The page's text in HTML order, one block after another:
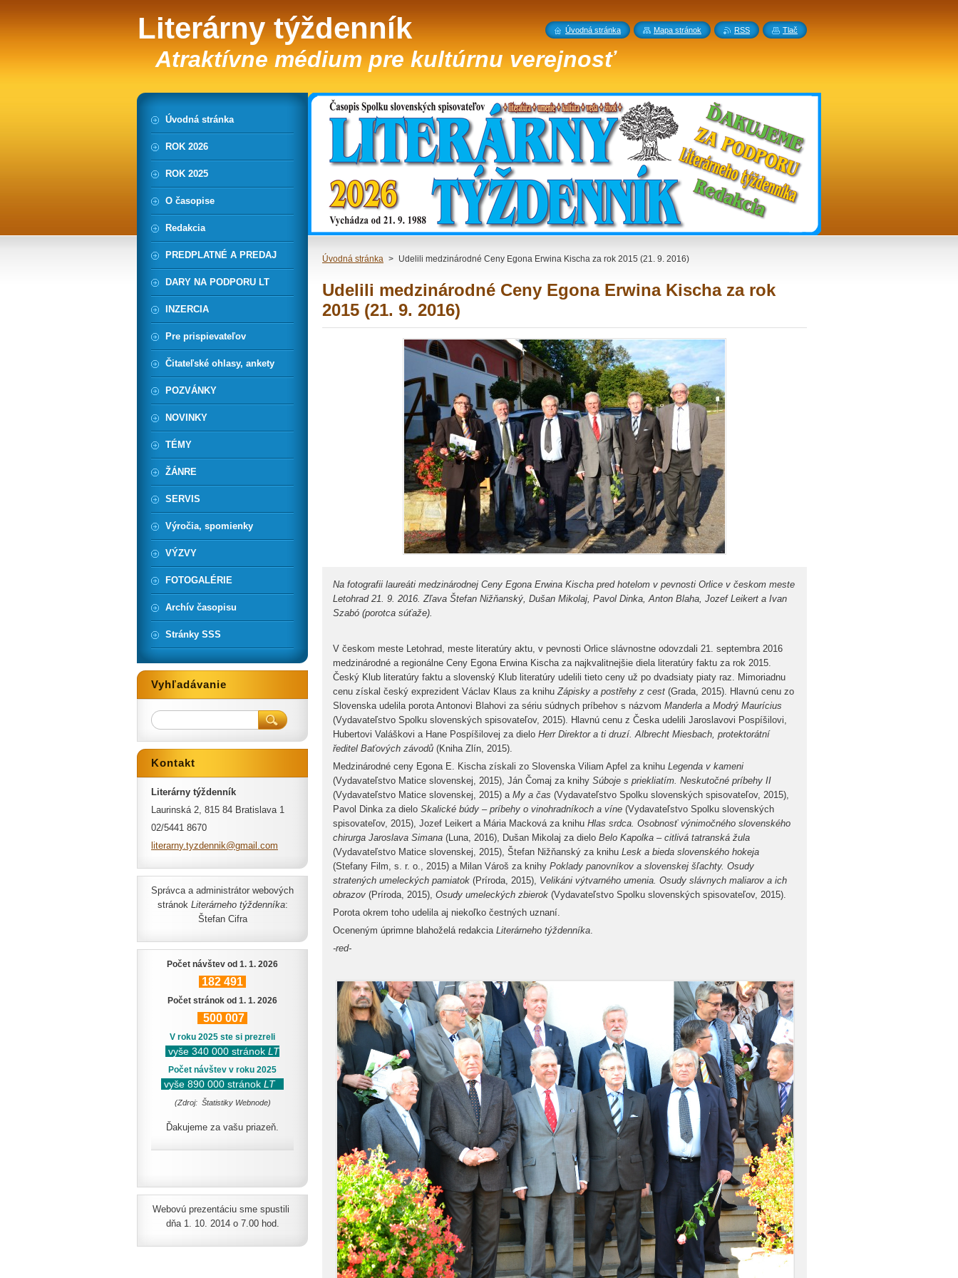
Literárny týždenník
Atraktívne médium pre kultúrnu verejnosť
Úvodná stránka > Udelili medzinárodné Ceny Egona Erwina Kischa za rok 2015 (21. 9. 2016)
Udelili medzinárodné Ceny Egona Erwina Kischa za rok
2015 (21. 9. 2016)
Na fotografii laureáti medzinárodnej Ceny Egona Erwina Kischa pred hotelom v pevnosti Orlice v českom meste
Letohrad 21. 9. 2016. Zľava Štefan Nižňanský, Dušan Mikolaj, Pavol Dinka, Anton Blaha, Jozef Leikert a Ivan
Szabó (porotca súťaže).
V českom meste Letohrad, meste literatúry aktu, v pevnosti Orlice slávnostne odovzdali 21. septembra 2016
medzinárodné a regionálne Ceny Egona Erwina Kischa za najkvalitnejšie diela literatúry faktu za rok 2015.
Český Klub literatúry faktu a slovenský Klub literatúry udelili tieto ceny už po dvadsiaty piaty raz. Mimoriadnu
cenu získal český exprezident Václav Klaus za knihuZápisky a postřehy z cest (Grada, 2015). Hlavnú cenu zo
Slovenska udelila porota Antonovi Blahovi za sériu súdnych príbehov s názvom Manderla a Modrý Maurícius
(Vydavateľstvo Spolku slovenských spisovateľov, 2015). Hlavnú cenu z Česka udelili Jaroslavovi Pospíšilovi,
Hubertovi Valáškovi a Hane Pospíšilovej za dielo Herr Direktor a ti druzí. Albrecht Miesbach, protektorátní
ředitel Baťových závodů (Kniha Zlín, 2015).
Medzinárodné ceny Egona E. Kischa získali zo Slovenska Viliam Apfel za knihu Legenda v kameni
(Vydavateľstvo Matice slovenskej, 2015), Ján Čomaj za knihy Súboje s priekliatím. Neskutočné príbehy II
(Vydavateľstvo Matice slovenskej, 2015) a My a čas (Vydavateľstvo Spolku slovenských spisovateľov, 2015),
Pavol Dinka za dielo Skalické búdy – príbehy o vinohradníkoch a víne (Vydavateľstvo Spolku slovenských
spisovateľov, 2015), Jozef Leikert a Mária Macková za knihu Hlas srdca. Osobnosť výnimočného slovenského
chirurga Jaroslava Simana (Luna, 2016), Dušan Mikolaj za dielo Belo Kapolka – citlivá tatranská žula
(Vydavateľstvo Matice slovenskej, 2015), Štefan Nižňanský za knihu Lesk a bieda slovenského hokeja
(Stefany Film, s. r. o., 2015) a Milan Vároš za knihy Poklady panovníkov a slovenskej šľachty. Osudy
stratených umeleckých pamiatok (Príroda, 2015), Velikáni výtvarného umenia. Osudy slávnych maliarov a ich
obrazov (Príroda, 2015), Osudy umeleckých zbierok (Vydavateľstvo Spolku slovenských spisovateľov, 2015).
Porota okrem toho udelila aj niekoľko čestných uznaní.
Oceneným úprimne blahoželá redakcia Literárneho týždenníka.
-red-
Úvodná stránka
ROK 2026
ROK 2025
O časopise
Redakcia
PREDPLATNÉ A PREDAJ
DARY NA PODPORU LT
INZERCIA
Pre prispievateľov
Čitateľské ohlasy, ankety
POZVÁNKY
NOVINKY
TÉMY
ŽÁNRE
SERVIS
Výročia, spomienky
VÝZVY
FOTOGALÉRIE
Archív časopisu
Stránky SSS
Vyhľadávanie
Kontakt
Literárny týždenník
Laurinská 2, 815 84 Bratislava 1
02/5441 8670
literarny.tyzdennik@gmai l.com
Správca a administrátor webových
stránok Literárneho týždenníka:
Štefan Cifra
Počet návštev od 1. 1. 2026
182 491
Počet stránok od 1. 1. 2026
500 007
V roku 2025 ste si prezreli
vyše 340 000 stránok LT
Počet návštev v roku 2025
vyše 890 000 stránok LT
(Zdroj: Štatistiky Webnode)
Ďakujeme za vašu priazeň.
Webovú prezentáciu sme spustili
dňa 1. 10. 2014 o 7.00 hod.
Úvodná stránka Mapa stránok RSS Tlač